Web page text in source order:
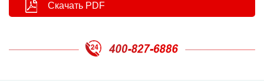
Скачать PDF